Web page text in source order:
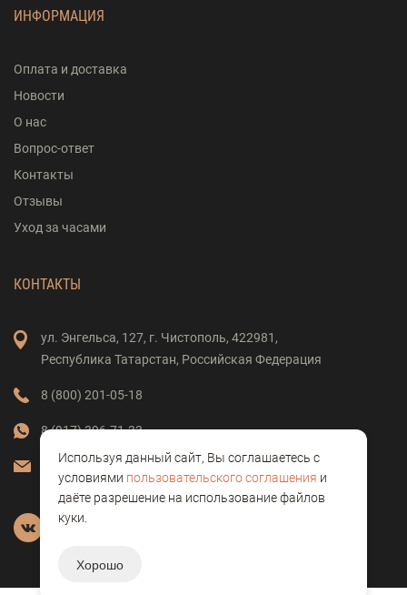
ИНФОРМАЦИЯ
Оплата и доставка
Новости
О нас
Вопрос-ответ
Контакты
Отзывы
Уход за часами
КОНТАКТЫ
ул. Энгельса, 127, г. Чистополь, 422981,
Республика Татарстан, Российская Федерация
8 (800) 201-05-18
8 (917) 396-71-33
vostok-clock@mail.ru
Используя данный сайт, Вы соглашаетесь с
условиями пользовательского соглашения и
даёте разрешение на использование файлов
куки.
Хорошо